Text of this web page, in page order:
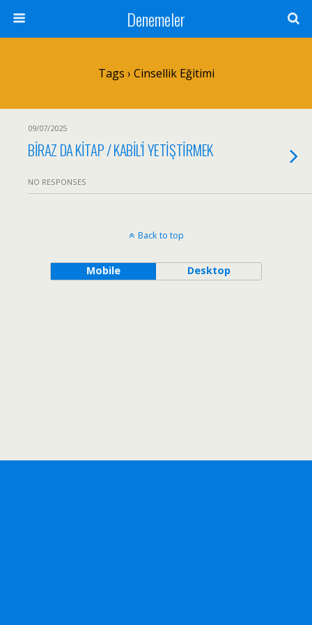
Denemeler
Tags › Cinsellik Eğitimi
09/07/2025
BİRAZ DA KİTAP / KABİL’İ YETİŞTİRMEK
NO RESPONSES
Back to top
Mobile Desktop